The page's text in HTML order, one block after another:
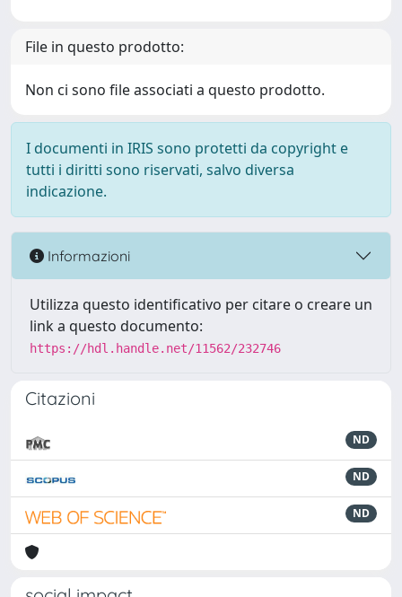
File in questo prodotto:
Non ci sono file associati a questo prodotto.
I documenti in IRIS sono protetti da copyright e
tutti i diritti sono riservati, salvo diversa
indicazione.
Informazioni
Utilizza questo identificativo per citare o creare un
link a questo documento:
https://hdl.handle.net/11562/232746
Citazioni
ND
ND
ND